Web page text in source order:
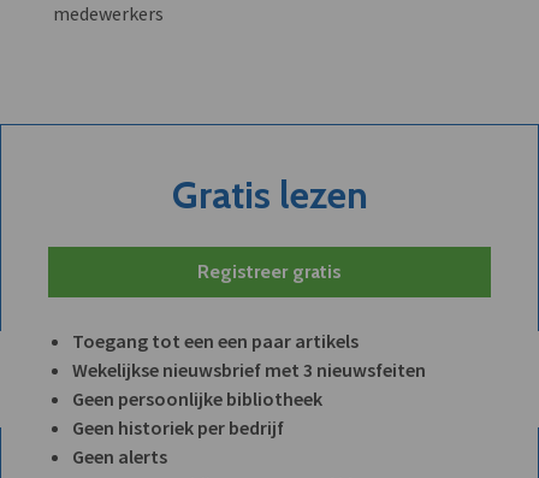
medewerkers
Gratis lezen
Registreer gratis
Toegang tot een een paar artikels
Wekelijkse nieuwsbrief met 3 nieuwsfeiten
Geen persoonlijke bibliotheek
Geen historiek per bedrijf
Geen alerts